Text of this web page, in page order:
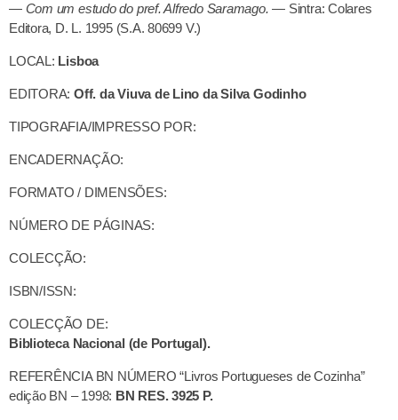
— Com um estudo do pref. Alfredo Saramago. — Sintra: Colares
Editora, D. L. 1995 (S.A. 80699 V.)
LOCAL: Lisboa
EDITORA: Off. da Viuva de Lino da Silva Godinho
TIPOGRAFIA/IMPRESSO POR:
ENCADERNAÇÃO:
FORMATO / DIMENSÕES:
NÚMERO DE PÁGINAS:
COLECÇÃO:
ISBN/ISSN:
COLECÇÃO DE:
Biblioteca Nacional (de Portugal).
REFERÊNCIA BN NÚMERO “Livros Portugueses de Cozinha”
edição BN – 1998: BN RES. 3925 P.